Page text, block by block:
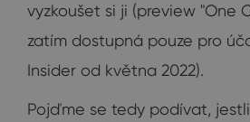
vyzkoušet si ji (preview "One
zatím dostupná pouze pro
Insider od května 2022).
Pojďme se tedy podívat,